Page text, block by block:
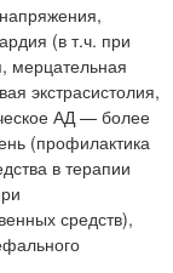
(в т.ч. при
мерцательная
экстрасистолия,
АД — более
(профилактика
в терапии
средств),